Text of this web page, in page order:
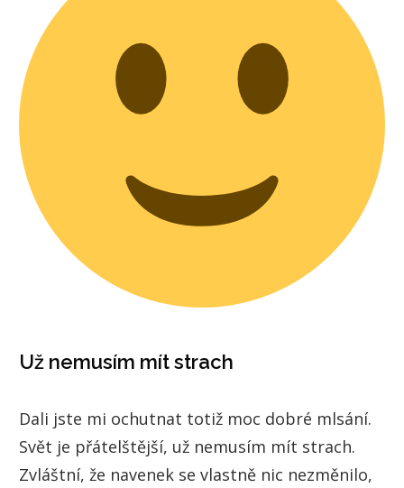
Už nemusím mít strach
Dali jste mi ochutnat totiž moc dobré mlsání.
Svět je přátelštější, už nemusím mít strach.
Zvláštní, že navenek se vlastně nic nezměnilo,